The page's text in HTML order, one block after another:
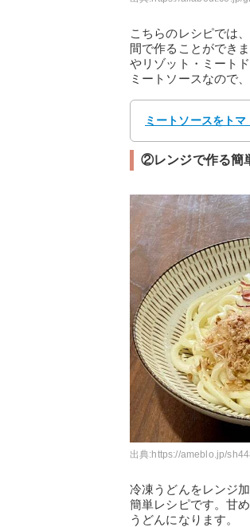
こちらのレシピでは
間で作ることができ
やリゾット・ミート
ミートソースなので
ミートソースをト
②レンジで作る簡
出典:https://ameblo.jp/
冷凍うどんをレンジ
簡単レシピです。甘
うどんになります。